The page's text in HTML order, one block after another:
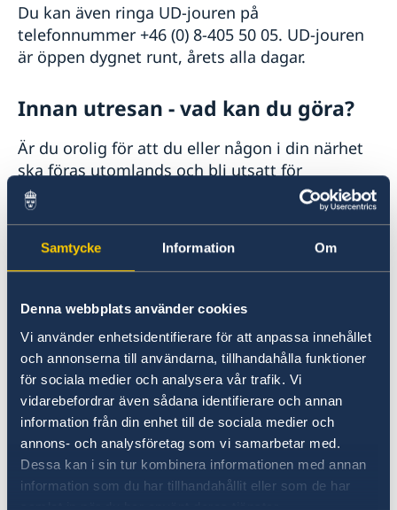
Samtycke Information Om
Denna webbplats använder cookies
Vi använder enhetsidentifierare för att anpassa innehållet
och annonserna till användarna, tillhandahålla funktioner
för sociala medier och analysera vår trafik. Vi
vidarebefordrar även sådana identifierare och annan
information från din enhet till de sociala medier och
annons- och analysföretag som vi samarbetar med.
Dessa kan i sin tur kombinera informationen med annan
information som du har tillhandahållit eller som de har
samlat in när du har använt deras tjänster.
Du kan även ringa UD-jouren på
telefonnummer +46 (0) 8-405 50 05. UD-jouren
är öppen dygnet runt, årets alla dagar.
Innan utresan - vad kan du göra?
Är du orolig för att du eller någon i din närhet
ska föras utomlands och bli utsatt för
könsstympning, giftas bort eller utsättas för
någon annan form av brott? Kontakta då
hemort innan resan och berätta om din oro och
något sätt.
Om du är utsatt för brott och det är en akut
situation ringer du polisen på 112. Vid övriga
ärenden 114 14, och från utlandet +46 77 114 14
00. Läs mer hos Polisen:
Polisens webbplats